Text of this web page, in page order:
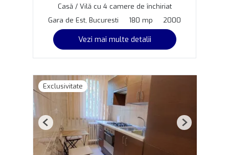
Casă / Vilă cu 4 camere de închiriat
Gara de Est, Bucuresti
180 mp 2000
Vezi mai multe detalii
Exclusivitate
Previous Next